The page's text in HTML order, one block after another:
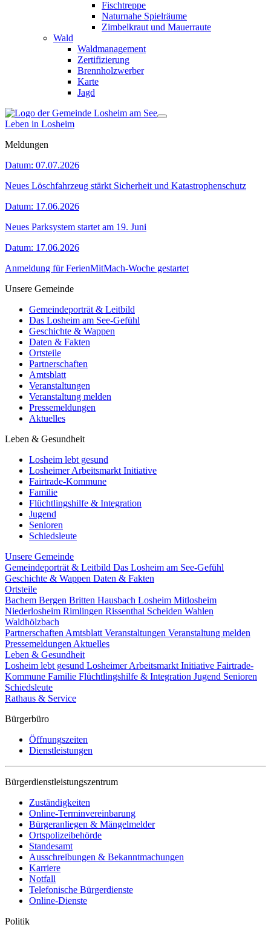
Fischtreppe
Naturnahe Spielräume
Zimbelkraut und Mauerraute
Wald
Waldmanagement
Zertifizierung
Brennholzwerber
Karte
Jagd
Leben in Losheim
Meldungen
Datum: 07.07.2026
Neues Löschfahrzeug stärkt Sicherheit und Katastrophenschutz
Datum: 17.06.2026
Neues Parksystem startet am 19. Juni
Datum: 17.06.2026
Anmeldung für FerienMitMach-Woche gestartet
Unsere Gemeinde
Gemeindeporträt & Leitbild
Das Losheim am See-Gefühl
Geschichte & Wappen
Daten & Fakten
Ortsteile
Partnerschaften
Amtsblatt
Veranstaltungen
Veranstaltung melden
Pressemeldungen
Aktuelles
Leben & Gesundheit
Losheim lebt gesund
Losheimer Arbeitsmarkt Initiative
Fairtrade-Kommune
Familie
Flüchtlingshilfe & Integration
Jugend
Senioren
Schiedsleute
Unsere Gemeinde
Gemeindeporträt & Leitbild Das Losheim am See-Gefühl
Geschichte & Wappen Daten & Fakten
Ortsteile
Bachem Bergen Britten Hausbach Losheim Mitlosheim
Niederlosheim Rimlingen Rissenthal Scheiden Wahlen
Waldhölzbach
Partnerschaften Amtsblatt Veranstaltungen Veranstaltung melden
Pressemeldungen Aktuelles
Leben & Gesundheit
Losheim lebt gesund Losheimer Arbeitsmarkt Initiative Fairtrade-
Kommune Familie Flüchtlingshilfe & Integration Jugend Senioren
Schiedsleute
Rathaus & Service
Bürgerbüro
Öffnungszeiten
Dienstleistungen
Bürgerdienstleistungszentrum
Zuständigkeiten
Online-Terminvereinbarung
Bürgeranliegen & Mängelmelder
Ortspolizeibehörde
Standesamt
Ausschreibungen & Bekanntmachungen
Karriere
Notfall
Telefonische Bürgerdienste
Online-Dienste
Politik